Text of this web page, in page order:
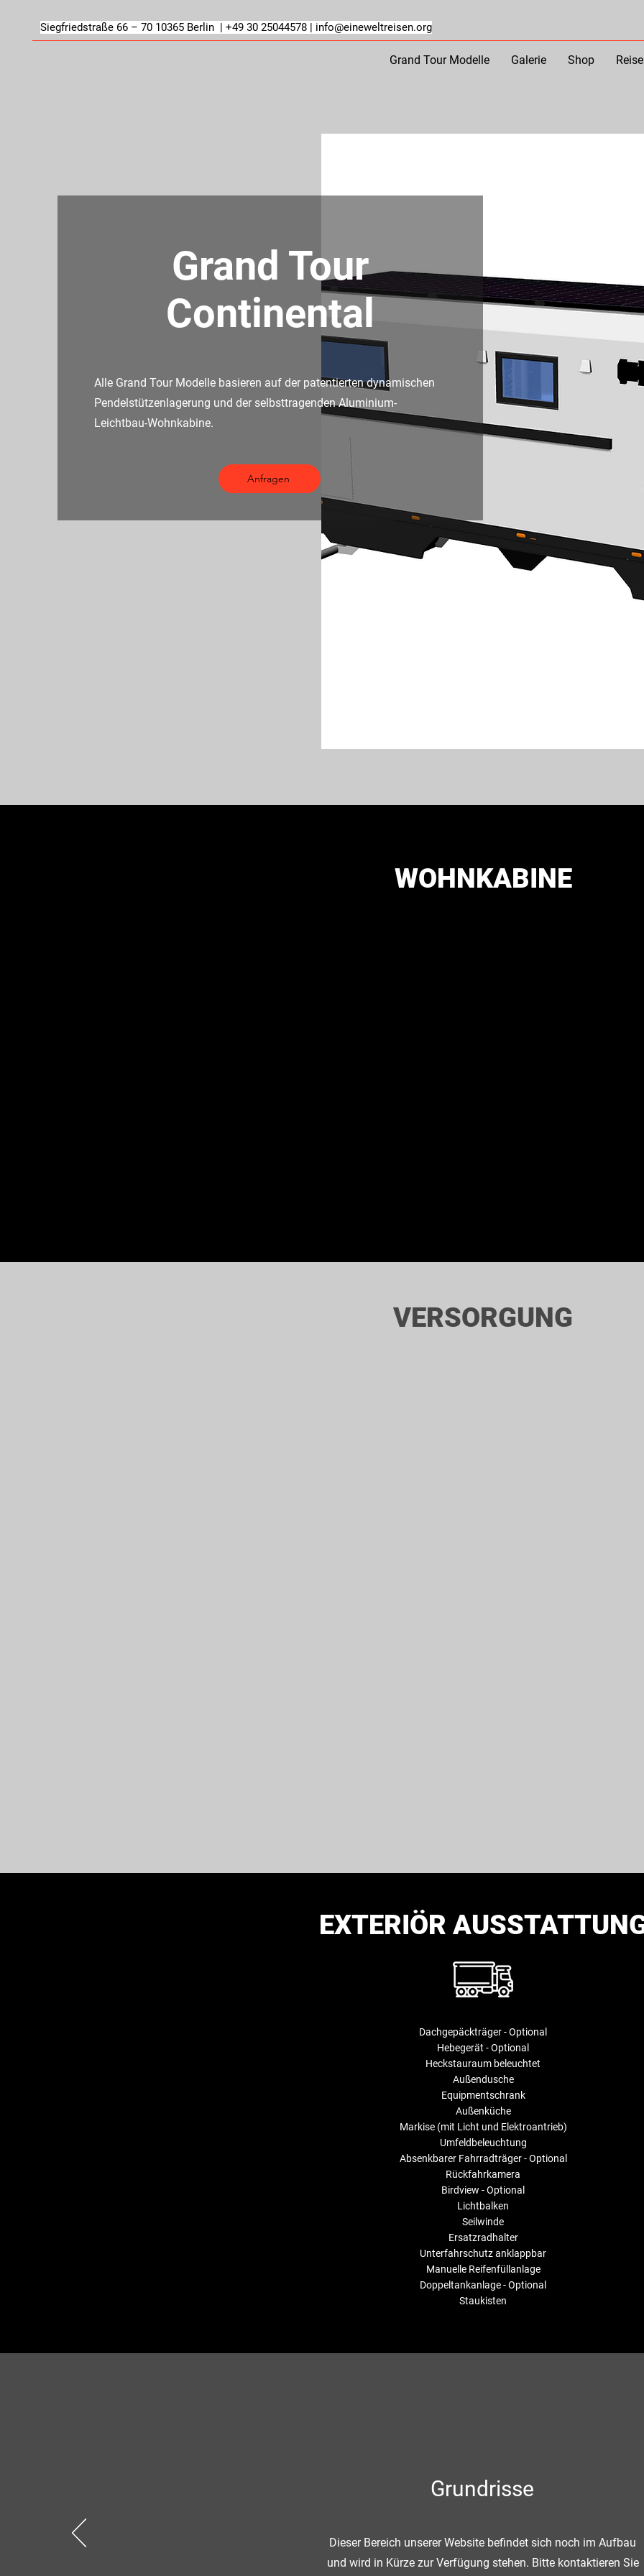
Grand Tour Modelle Galerie Shop
Siegfriedstraße 66 – 70 10365 Berlin | +49 30 25044578 | info@eineweltreisen.org
Grand Tour
Continental
Alle Grand Tour Modelle basieren auf der patentierten dynamischen
Pendelstützenlagerung und der selbsttragenden Aluminium-
Leichtbau-Wohnkabine.
Anfragen
WOHNKABINE
VERSORGUNG
EXTERIÖR
Dachgepäckträger - Optional
Hebegerät - Optional
Heckstauraum beleuchtet
Außendusche
Equipmentschrank
Außenküche
Markise (mit Licht und Elektroantrieb)
Umfeldbeleuchtung
Absenkbarer Fahrradträger - Optional
Rückfahrkamera
Birdview - Optional
Lichtbalken
Seilwinde
Ersatzradhalter
Unterfahrschutz anklappbar
Manuelle Reifenfüllanlage
Doppeltankanlage - Optional
Staukisten
Grundrisse
Dieser Bereich unserer Website befindet sich noch im Aufbau
und wird in Kürze zur Verfügung stehen. Bitte kontaktieren Sie